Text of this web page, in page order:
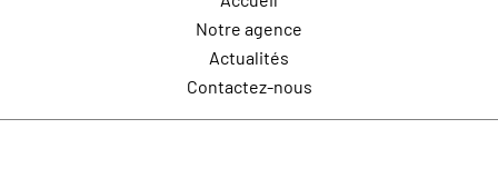
Notre agence
Actualités
Contactez-nous